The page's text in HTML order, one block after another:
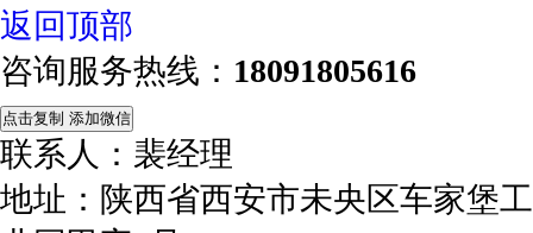
返回顶部
咨询服务热线： 18091805616
点击复制 添加微信
联系人：裴经理
地址：陕西省西安市未央区车家堡工